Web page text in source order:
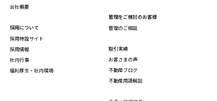
会社概要
採用について
採用特設サイト
採用情報
社内行事
福利厚生・社内環境
管理をご検討のお客様
管理のご相談
取引実績
お客さまの声
不動産ブログ
不動産用語解説